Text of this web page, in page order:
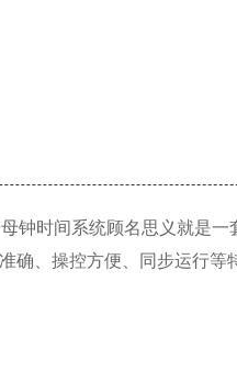
钟时间系统顾名思义就是一
确、操控方便、同步运行等